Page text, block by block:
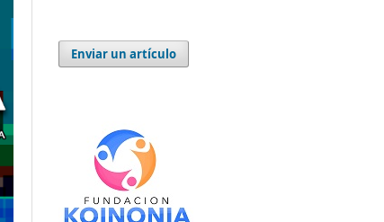
Enviar un artículo